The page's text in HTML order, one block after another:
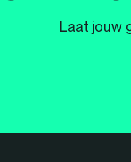
Laat jouw